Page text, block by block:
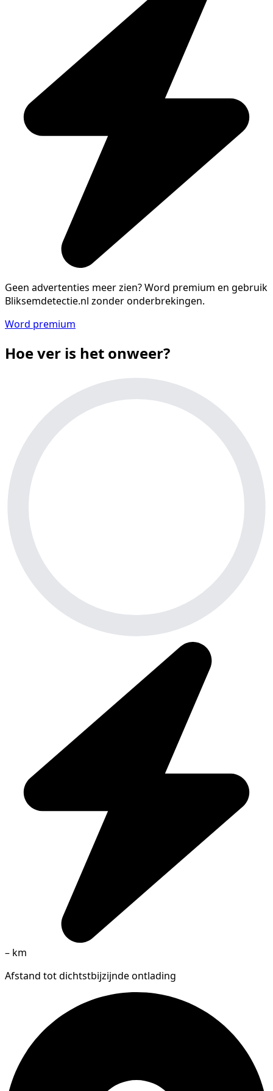
Geen advertenties meer zien?Word premium en gebruik
Bliksemdetectie.nl zonder onderbrekingen.
Word premium
Hoe ver is het onweer?
– km
Afstand tot dichtstbijzijnde ontlading